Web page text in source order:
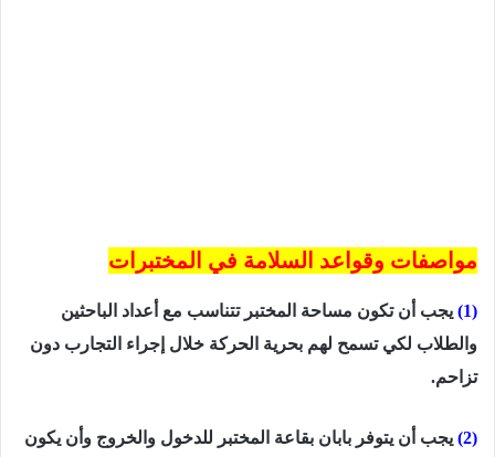
مواصفات وقواعد السلامة في المختبرات
(1)
يجب أن تكون مساحة المختبر تتناسب مع أعداد الباحثين
والطلاب لكي تسمح لهم بحرية الحركة خلال إجراء التجارب دون
تزاحم.
(2)
يجب أن يتوفر بابان بقاعة المختبر للدخول والخروج وأن يكون